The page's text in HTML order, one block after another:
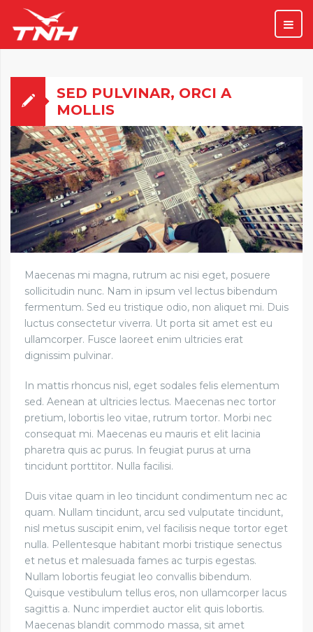
SED PULVINAR, ORCI A
MOLLIS
Maecenas mi magna, rutrum ac nisi eget, posuere
sollicitudin nunc. Nam in ipsum vel lectus bibendum
fermentum. Sed eu tristique odio, non aliquet mi. Duis
luctus consectetur viverra. Ut porta sit amet est eu
ullamcorper. Fusce laoreet enim ultricies erat
dignissim pulvinar.
In mattis rhoncus nisl, eget sodales felis elementum
sed. Aenean at ultricies lectus. Maecenas nec tortor
pretium, lobortis leo vitae, rutrum tortor. Morbi nec
consequat mi. Maecenas eu mauris et elit lacinia
pharetra quis ac purus. In feugiat purus at urna
tincidunt porttitor. Nulla facilisi.
Duis vitae quam in leo tincidunt condimentum nec ac
quam. Nullam tincidunt, arcu sed vulputate tincidunt,
nisl metus suscipit enim, vel facilisis neque tortor eget
nulla. Pellentesque habitant morbi tristique senectus
et netus et malesuada fames ac turpis egestas.
Nullam lobortis feugiat leo convallis bibendum.
Quisque vestibulum tellus eros, non ullamcorper lacus
sagittis a. Nunc imperdiet auctor elit quis lobortis.
Maecenas blandit commodo massa, sit amet